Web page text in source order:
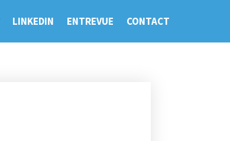
LINKEDIN ENTREVUE CONTACT